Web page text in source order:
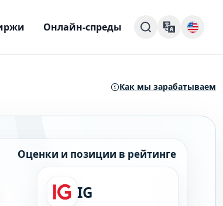
Онлайн-спреды
Как мы зарабатываем
Оценки и позиции в рейтинге
IG